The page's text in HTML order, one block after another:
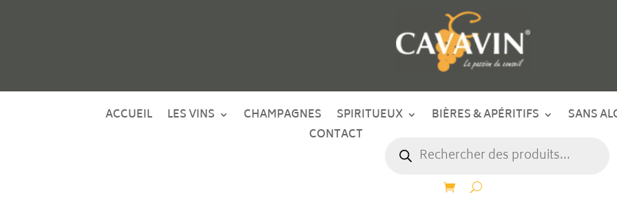
ACCUEIL LES VINS CHAMPAGNES SPIRITUEUX BIÈRES & APÉRITIFS
SANS
CONTACT
produits